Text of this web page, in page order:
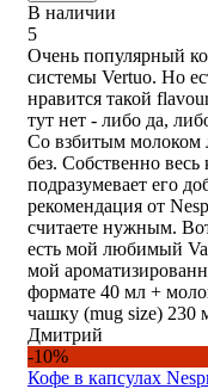
В наличии
5
Очень популярный
системы Vertuo. Но
нравится такой
тут нет - либо да,
Со взбитым молоком
без. Собственно
подразумевает его
рекомендация от
считаете нужным.
есть мой любимый
мой
формате 40 мл +
чашку (mug size) 230
Дмитрий
-10%
Кофе в капсулах